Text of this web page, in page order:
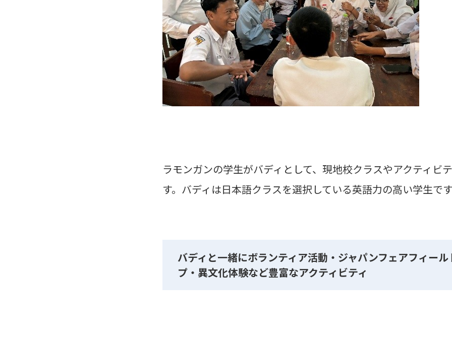
ラモンガンの学生がバディとして、現地校クラスやアクティビ
す。バディは日本語クラスを選択している英語力の高い学生で
バディと一緒にボランティア活動・ジャパンフェアフィー
プ・異文化体験など豊富なアクティビティ